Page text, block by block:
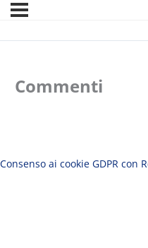
Commenti
Consenso ai cookie GDPR con